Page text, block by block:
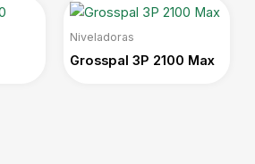
Niveladoras
Grosspal 3P 2100 Max